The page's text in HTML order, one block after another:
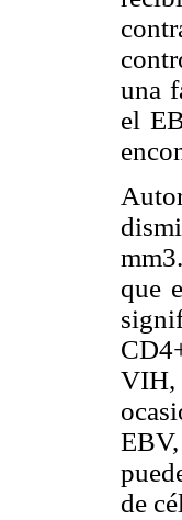
una
el
que
VIH,
de